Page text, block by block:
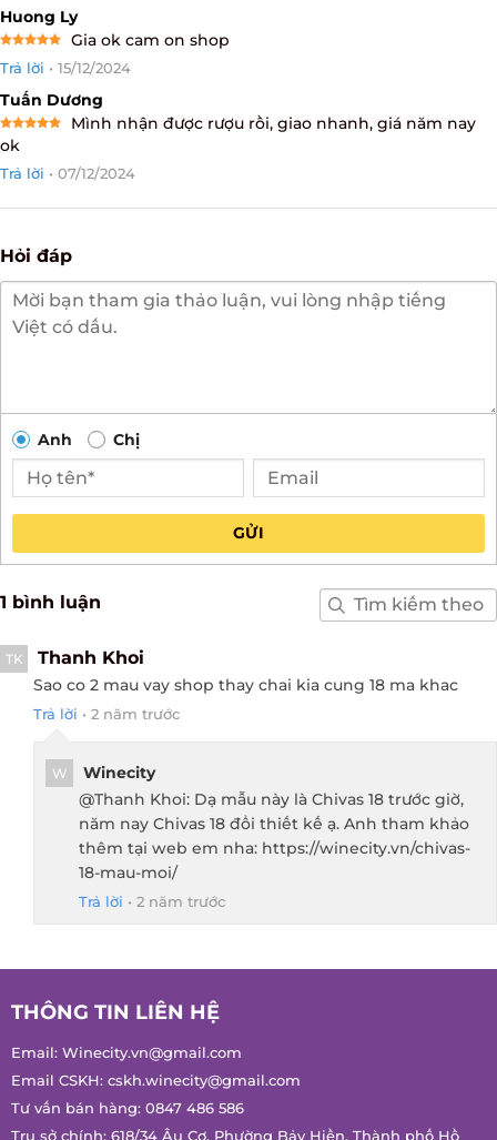
Huong Ly
out of 5
Gia ok cam on shop
Trả lời 15/12/2024
Tuấn Dương
out of 5
Mình nhận được rượu rồi, giao nhanh, giá năm nay
ok
Trả lời 07/12/2024
Hỏi đáp
Anh Chị
GỬI
1 bình luận
TK Thanh Khoi
Sao co 2 mau vay shop thay chai kia cung 18 ma khac
Trả lời 2 năm trước
W
Winecity
@Thanh Khoi: Dạ mẫu này là Chivas 18 trước giờ,
năm nay Chivas 18 đổi thiết kế ạ. Anh tham
khảo thêm tại web em nha:
https://winecity.vn/chivas-18-mau-moi/
Trả lời 2 năm trước
THÔNG TIN LIÊN HỆ
Email: Winecity.vn@gmail.com
Email CSKH: cskh.winecity@gmail.com
Tư vấn bán hàng: 0847 486 586
Trụ sở chính: 618/34 Âu Cơ, Phường Bảy Hiền, Thành phố Hồ